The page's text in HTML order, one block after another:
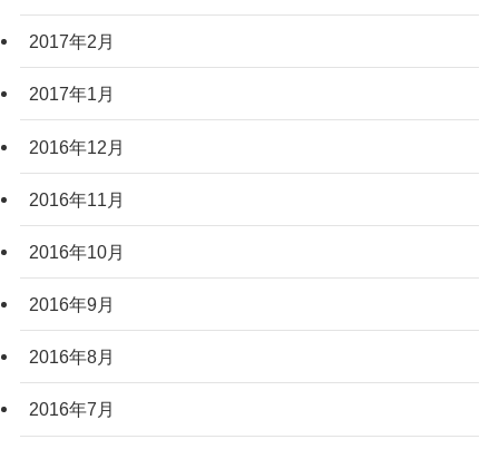
2017年2月
2017年1月
2016年12月
2016年11月
2016年10月
2016年9月
2016年8月
2016年7月